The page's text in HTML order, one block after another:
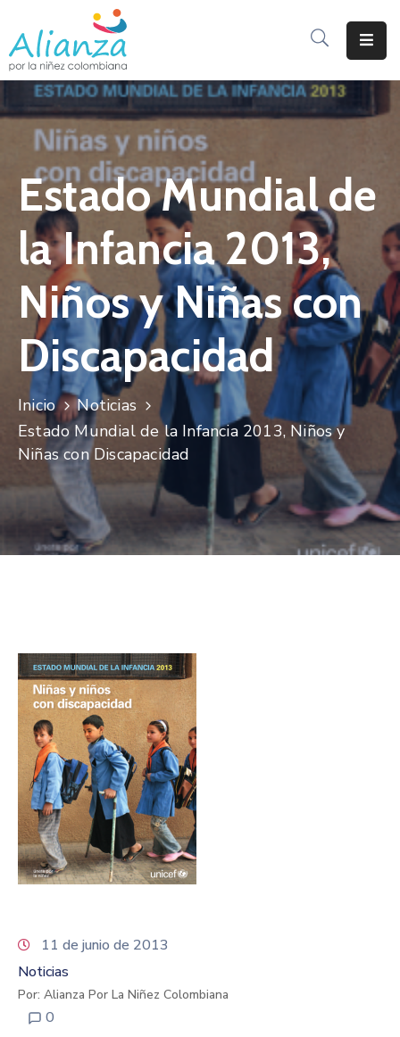
Inicio
La
Alianza
Documentos
Prensa
Sé
Parte
De
Alianza
Participación
De
Niñez
Contáctanos
Estado Mundial de
la Infancia 2013,
Niños y Niñas con
Discapacidad
Inicio
Noticias
Estado Mundial de la Infancia 2013, Niños y
Niñas con Discapacidad
11 de junio de 2013
Noticias
Por: Alianza Por La Niñez Colombiana
0